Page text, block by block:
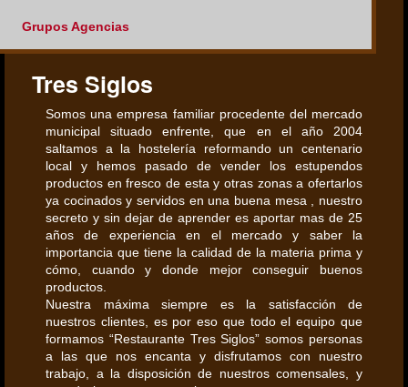
Grupos Agencias
Tres Siglos
Somos una empresa familiar procedente del mercado
municipal situado enfrente, que en el año 2004
saltamos a la hostelería reformando un centenario
local y hemos pasado de vender los estupendos
productos en fresco de esta y otras zonas a ofertarlos
ya cocinados y servidos en una buena mesa , nuestro
secreto y sin dejar de aprender es aportar mas de 25
años de experiencia en el mercado y saber la
importancia que tiene la calidad de la materia prima y
cómo, cuando y donde mejor conseguir buenos
productos.
Nuestra máxima siempre es la satisfacción de
nuestros clientes, es por eso que todo el equipo que
formamos “Restaurante Tres Siglos” somos personas
a las que nos encanta y disfrutamos con nuestro
trabajo, a la disposición de nuestros comensales, y